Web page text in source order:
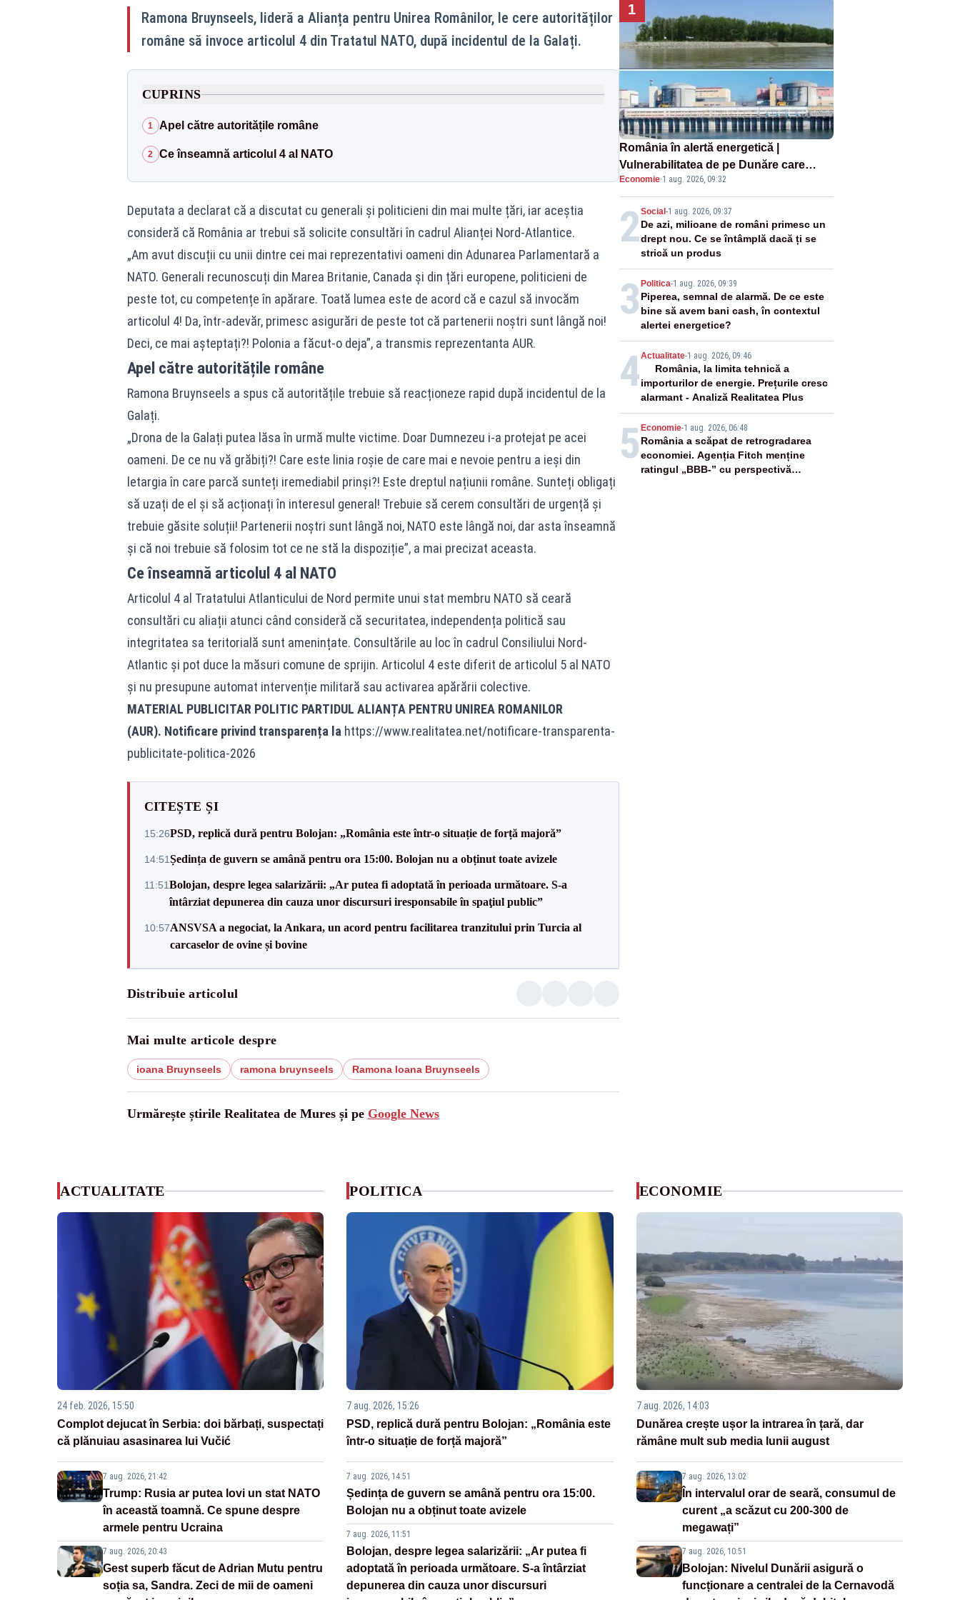
Ramona Bruynseels, lideră a Alianța pentru Unirea Românilor, le cere autorităților
române să invoce articolul 4 din Tratatul NATO, după incidentul de la Galați.
CUPRINS
1 Apel către autoritățile române
2 Ce înseamnă articolul 4 al NATO
Deputata a declarat că a discutat cu generali și politicieni din mai multe țări, iar aceștia
consideră că România ar trebui să solicite consultări în cadrul Alianței Nord-Atlantice.
„Am avut discuții cu unii dintre cei mai reprezentativi oameni din Adunarea Parlamentară a
NATO. Generali recunoscuți din Marea Britanie, Canada și din țări europene, politicieni de
peste tot, cu competențe în apărare. Toată lumea este de acord că e cazul să invocăm
articolul 4! Da, într-adevăr, primesc asigurări de peste tot că partenerii noștri sunt lângă noi!
Deci, ce mai așteptați?! Polonia a făcut-o deja”, a transmis reprezentanta AUR.
Apel către autoritățile române
Ramona Bruynseels a spus că autoritățile trebuie să reacționeze rapid după incidentul de la
Galați.
„Drona de la Galați putea lăsa în urmă multe victime. Doar Dumnezeu i-a protejat pe acei
oameni. De ce nu vă grăbiți?! Care este linia roșie de care mai e nevoie pentru a ieși din
letargia în care parcă sunteți iremediabil prinși?! Este dreptul națiunii române. Sunteți obligați
să uzați de el și să acționați în interesul general! Trebuie să cerem consultări de urgență și
trebuie găsite soluții! Partenerii noștri sunt lângă noi, NATO este lângă noi, dar asta înseamnă
și că noi trebuie să folosim tot ce ne stă la dispoziție”, a mai precizat aceasta.
Ce înseamnă articolul 4 al NATO
Articolul 4 al Tratatului Atlanticului de Nord permite unui stat membru NATO să ceară
consultări cu aliații atunci când consideră că securitatea, independența politică sau
integritatea sa teritorială sunt amenințate. Consultările au loc în cadrul Consiliului Nord-
Atlantic și pot duce la măsuri comune de sprijin. Articolul 4 este diferit de articolul 5 al NATO
și nu presupune automat intervenție militară sau activarea apărării colective.
MATERIAL PUBLICITAR POLITIC PARTIDUL ALIANȚA PENTRU UNIREA ROMANILOR
(AUR). Notificare privind transparența la https://www.realitatea.net/notificare-transparenta-
publicitate-politica-2026
CITEȘTE ȘI
15:26PSD, replică dură pentru Bolojan: „România este într-o situație de forță majoră”
14:51Ședința de guvern se amână pentru ora 15:00. Bolojan nu a obținut toate avizele
11:51Bolojan, despre legea salarizării: „Ar putea fi adoptată în perioada următoare. S-a
întârziat depunerea din cauza unor discursuri iresponsabile în spaţiul public”
10:57ANSVSA a negociat, la Ankara, un acord pentru facilitarea tranzitului prin Turcia al
carcaselor de ovine și bovine
Distribuie articolul
Mai multe articole despre
ioana Bruynseels ramona bruynseels Ramona Ioana Bruynseels
Urmărește știrile Realitatea de Mures și pe Google News
1
România în alertă energetică |
Vulnerabilitatea de pe Dunăre care
pune în pericol Centrala Cernavodă era
cunoscută de pe vremea lui Ceaușescu
Economie·1 aug. 2026, 09:32
2Social -1 aug. 2026, 09:37
De azi, milioane de români primesc un
drept nou. Ce se întâmplă dacă ți se
strică un produs
3 Politica-1 aug. 2026, 09:39
Piperea, semnal de alarmă. De ce este
bine să avem bani cash, în contextul
alertei energetice?
4Actualitate-1 aug. 2026, 09:46
România, la limita tehnică a
importurilor de energie. Prețurile cresc
alarmant - Analiză Realitatea Plus
5 Economie-1 aug. 2026, 06:48
România a scăpat de retrogradarea
economiei. Agenția Fitch menține
ratingul „BBB-” cu perspectivă
ACTUALITATE
24 feb. 2026, 15:50
Complot dejucat în Serbia: doi bărbați, suspectați
că plănuiau asasinarea lui Vučić
7 aug. 2026, 21:42
Trump: Rusia ar putea lovi un stat NATO
în această toamnă. Ce spune despre
armele pentru Ucraina
7 aug. 2026, 20:43
Gest superb făcut de Adrian Mutu pentru
soția sa, Sandra. Zeci de mii de oameni
POLITICA
7 aug. 2026, 15:26
PSD, replică dură pentru Bolojan: „România este
într-o situație de forță majoră”
7 aug. 2026, 14:51
Ședința de guvern se amână pentru ora 15:00.
Bolojan nu a obținut toate avizele
7 aug. 2026, 11:51
Bolojan, despre legea salarizării: „Ar putea fi
adoptată în perioada următoare. S-a întârziat
depunerea din cauza unor discursuri
ECONOMIE
7 aug. 2026, 14:03
Dunărea crește ușor la intrarea în țară, dar
rămâne mult sub media lunii august
7 aug. 2026, 13:02
În intervalul orar de seară, consumul de
curent „a scăzut cu 200-300 de
megawați”
7 aug. 2026, 10:51
Bolojan: Nivelul Dunării asigură o
funcționare a centralei de la Cernavodă